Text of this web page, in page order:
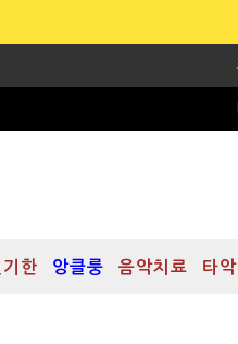
기한 앙클룽 음악치료 타악